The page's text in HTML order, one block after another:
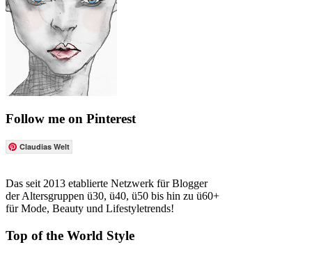
Follow me on Pinterest
Claudias Welt
Das seit 2013 etablierte Netzwerk für Blogger
der Altersgruppen ü30, ü40, ü50 bis hin zu ü60+
für Mode, Beauty und Lifestyletrends!
Top of the World Style